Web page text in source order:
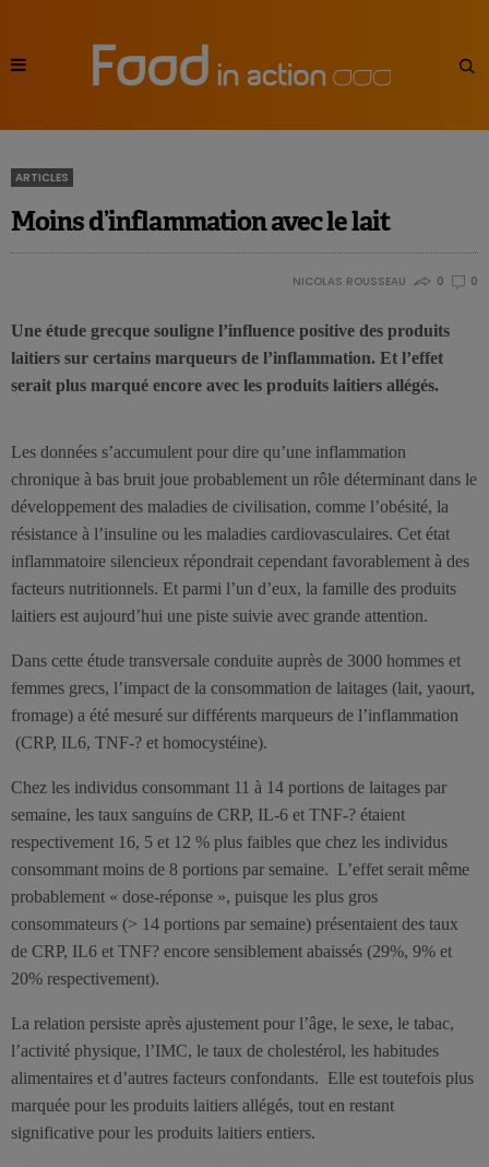
ARTICLES
Moins d’inflammation avec le lait
NICOLAS ROUSSEAU 0 0
Une étude grecque souligne l’influence positive des produits
laitiers sur certains marqueurs de l’inflammation. Et l’effet
serait plus marqué encore avec les produits laitiers allégés.
Les données s’accumulent pour dire qu’une inflammation
chronique à bas bruit joue probablement un rôle déterminant dans le
développement des maladies de civilisation, comme l’obésité, la
résistance à l’insuline ou les maladies cardiovasculaires. Cet état
inflammatoire silencieux répondrait cependant favorablement à des
facteurs nutritionnels. Et parmi l’un d’eux, la famille des produits
laitiers est aujourd’hui une piste suivie avec grande attention.
Dans cette étude transversale conduite auprès de 3000 hommes et
femmes grecs, l’impact de la consommation de laitages (lait, yaourt,
fromage) a été mesuré sur différents marqueurs de l’inflammation
(CRP, IL6, TNF-? et homocystéine).
Chez les individus consommant 11 à 14 portions de laitages par
semaine, les taux sanguins de CRP, IL-6 et TNF-? étaient
respectivement 16, 5 et 12 % plus faibles que chez les individus
consommant moins de 8 portions par semaine. L’effet serait même
probablement « dose-réponse », puisque les plus gros
consommateurs (> 14 portions par semaine) présentaient des taux
de CRP, IL6 et TNF? encore sensiblement abaissés (29%, 9% et
20% respectivement).
La relation persiste après ajustement pour l’âge, le sexe, le tabac,
l’activité physique, l’IMC, le taux de cholestérol, les habitudes
alimentaires et d’autres facteurs confondants. Elle est toutefois plus
marquée pour les produits laitiers allégés, tout en restant
significative pour les produits laitiers entiers.